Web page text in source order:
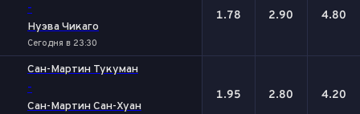
-
Нуэва Чикаго
Сегодня в 23:30
1.78 2.90 4.80
Сан-Мартин Тукуман
-
Сан-Мартин Сан-Хуан
1.95 2.80 4.20